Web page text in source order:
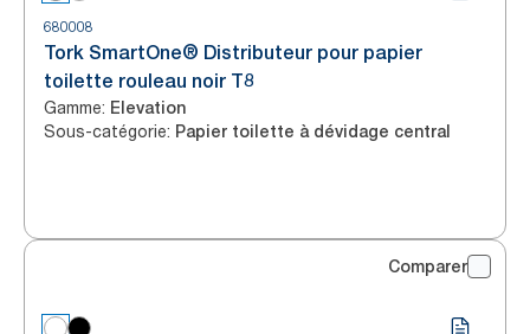
680008
Tork SmartOne® Distributeur pour papier
toilette rouleau noir T8
Gamme: Elevation
Sous-catégorie: Papier toilette à dévidage central
Comparer